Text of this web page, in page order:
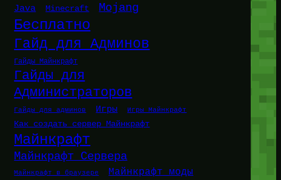
Java Minecraft Mojang
Бесплатно
Гайд для Админов
Гайды Майнкрафт
Гайды для
Администраторов
Гайды для админов Игры Игры Майнкрафт
Как создать сервер Майнкрафт
Майнкрафт
Майнкрафт Сервера
Майнкрафт в браузере Майнкрафт моды